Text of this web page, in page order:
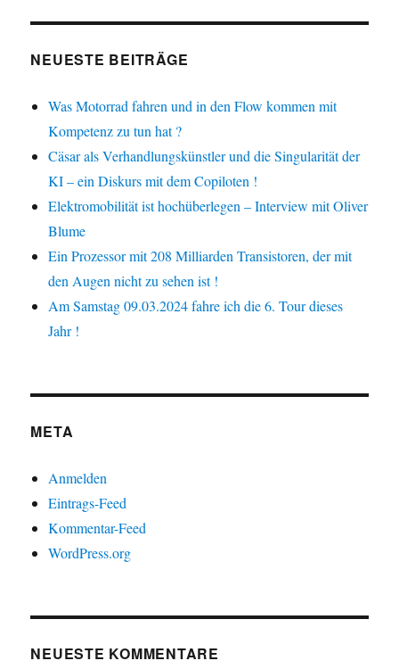
NEUESTE BEITRÄGE
Was Motorrad fahren und in den Flow kommen mit
Kompetenz zu tun hat ?
Cäsar als Verhandlungskünstler und die Singularität der
KI – ein Diskurs mit dem Copiloten !
Elektromobilität ist hochüberlegen – Interview mit Oliver
Blume
Ein Prozessor mit 208 Milliarden Transistoren, der mit
den Augen nicht zu sehen ist !
Am Samstag 09.03.2024 fahre ich die 6. Tour dieses
Jahr !
META
Anmelden
Eintrags-Feed
Kommentar-Feed
WordPress.org
NEUESTE KOMMENTARE